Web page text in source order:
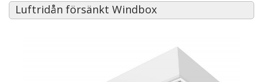
Luftridån försänkt Windbox